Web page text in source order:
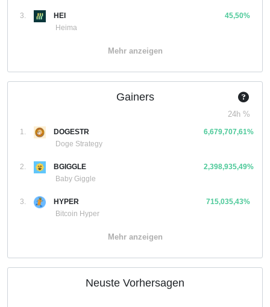
3.
HEI
Heima
45,50%
Mehr anzeigen
Gainers
24h %
1.
DOGESTR
Doge Strategy
6,679,707,61%
2.
BGIGGLE
Baby Giggle
2,398,935,49%
3.
HYPER
Bitcoin Hyper
715,035,43%
Mehr anzeigen
Neuste Vorhersagen